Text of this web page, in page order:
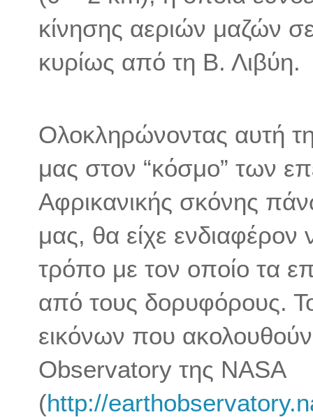
κίνησης αεριών μαζών
κυρίως από τη Β. Λιβύη.
Ολοκληρώνοντας αυτή
μας στον “κόσμο” των
Αφρικανικής σκόνης
μας, θα είχε ενδιαφέρον
τρόπο με τον οποίο τα
από τους δορυφόρους.
εικόνων που
Observatory της NASA
(http://